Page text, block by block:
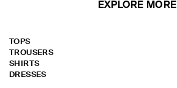
EXPLORE MORE
TOPS
TROUSERS
SHIRTS
DRESSES